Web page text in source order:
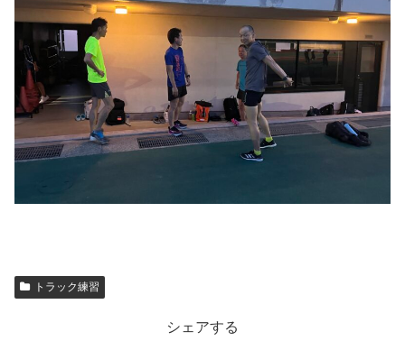
トラック練習
シェアする